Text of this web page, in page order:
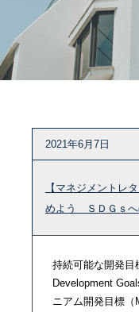
2021年6月7日
【マネジメントレ
めよう ＳＤＧｓへ
持続可能な開発目
Development
ニアム開発目標（